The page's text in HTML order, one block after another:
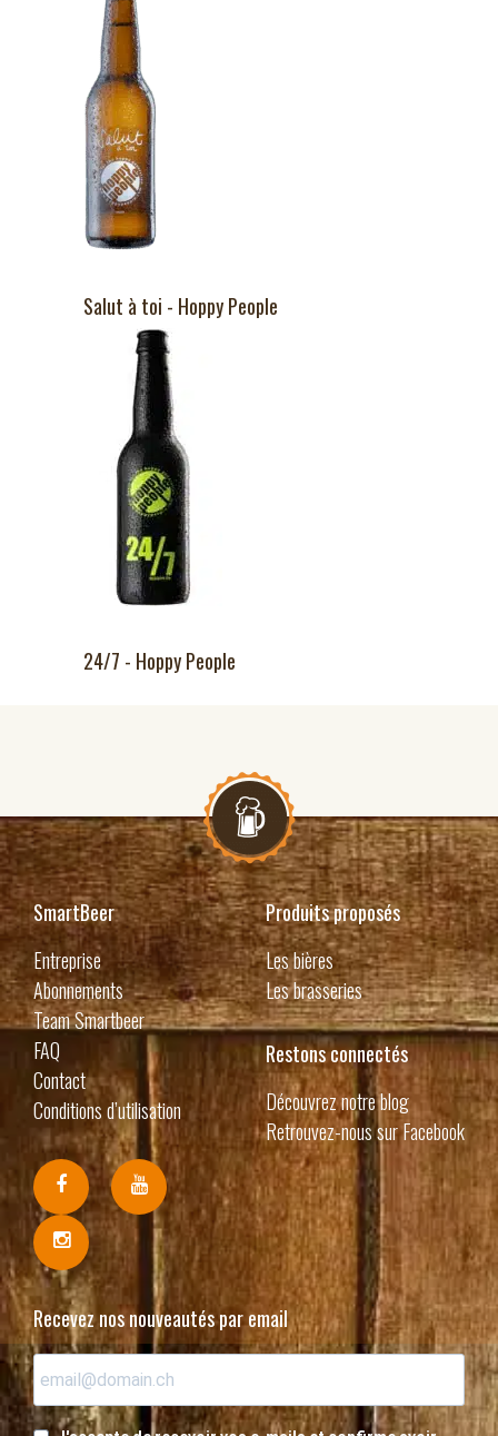
Salut à toi - Hoppy People
24/7 - Hoppy People
SmartBeer
Entreprise
Abonnements
Team Smartbeer
FAQ
Contact
Conditions d’utilisation
Produits proposés
Les bières
Les brasseries
Restons connectés
Découvrez notre blog
Retrouvez-nous sur Facebook
Recevez nos nouveautés par email